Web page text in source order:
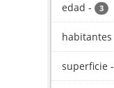
edad - 3
habitantes
superficie -